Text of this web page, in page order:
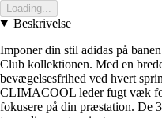
Loading...
Beskrivelse
Imponer din stil adidas på
Club kollektionen. Med en
bevægelsesfrihed ved hvert
CLIMACOOL leder fugt væk
fokusere på din præstation. De